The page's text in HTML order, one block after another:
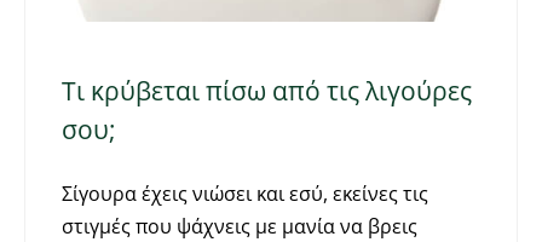
Τι κρύβεται πίσω από τις λιγούρες
σου;
Σίγουρα έχεις νιώσει και εσύ, εκείνες τις
στιγμές που ψάχνεις με μανία να βρεις